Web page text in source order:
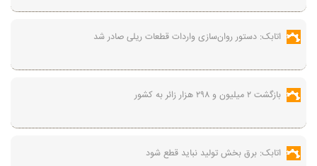
اتابک: دستور روان‌سازی واردات قطعات ریلی صادر شد
بازگشت ۲ میلیون و ۲۹۸ هزار زائر به کشور
اتابک: برق بخش تولید نباید قطع شود